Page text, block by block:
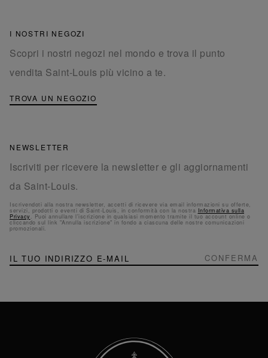
I NOSTRI NEGOZI
Scopri i nostri negozi nel mondo e trova il punto
vendita Saint-Louis più vicino a te.
TROVA UN NEGOZIO
NEWSLETTER
Iscriviti per ricevere la newsletter e gli aggiornamenti
da Saint-Louis.
Iscrivendoti alla nostra newsletter, accetti di ricevere via email informazioni su offerte,
servizi, prodotti o eventi di Saint-Louis, in conformità con la nostra Informativa sulla
Privacy . Puoi annullare l'iscrizione in qualsiasi momento tramite il tuo account online o
cliccando sul link "Annulla iscrizione" in fondo a ciascuna delle nostre comunicazioni
promozionali.
NEWSLETTER
Iscriviti
alla
CONFERMA